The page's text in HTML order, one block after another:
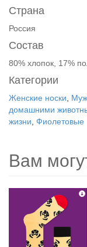
Страна
Россия
Состав
80% хлопок, 17%
Категории
Женские носки
домашними
жизни Фиолетовые
Вам